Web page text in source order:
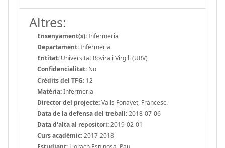
Altres:
Ensenyament(s):Infermeria
Departament:Infermeria
Entitat: Universitat Rovira i Virgili (URV)
Confidencialitat: No
Crèdits del TFG: 12
Matèria:Infermeria
Director del projecte:Valls Fonayet, Francesc.
Data de la defensa del treball:2018-07-06
Data d'alta al repositori:2019-02-01
Curs acadèmic:2017-2018